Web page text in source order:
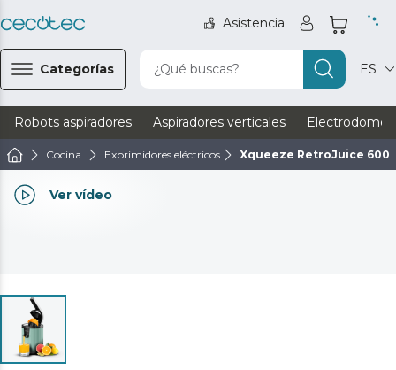
Asistencia
Categorías ¿Qué buscas? ES
Robots aspiradores Aspiradores verticales
Cocina Exprimidores eléctricos Xqueeze RetroJuice 600
Ver vídeo